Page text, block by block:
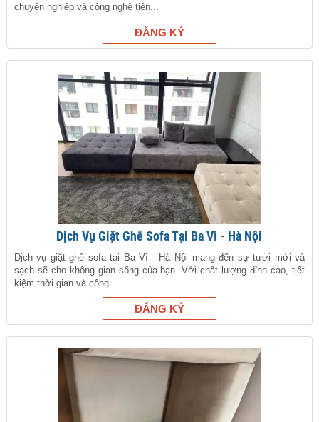
chuyên nghiệp và công nghệ tiên...
Dịch Vụ Giặt Ghế Sofa Tại Ba Vì - Hà Nội
Dịch vụ giặt ghế sofa tại Ba Vì - Hà Nội mang đến sự tươi mới và
sạch sẽ cho không gian sống của bạn. Với chất lượng đỉnh cao, tiết
kiệm thời gian và công...